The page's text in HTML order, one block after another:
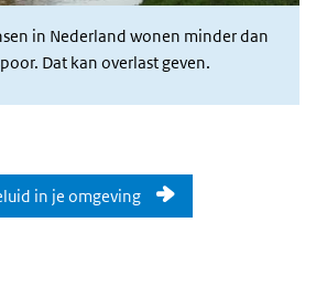
in Nederland wonen minder dan
Dat kan overlast geven.
in je omgeving